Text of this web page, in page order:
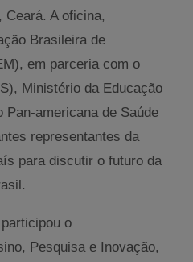
Ceará. A oficina,
Brasileira de
em parceria com o
Ministério da Educação
Pan-americana de Saúde
representantes da
para discutir o futuro da
o
Pesquisa e Inovação,